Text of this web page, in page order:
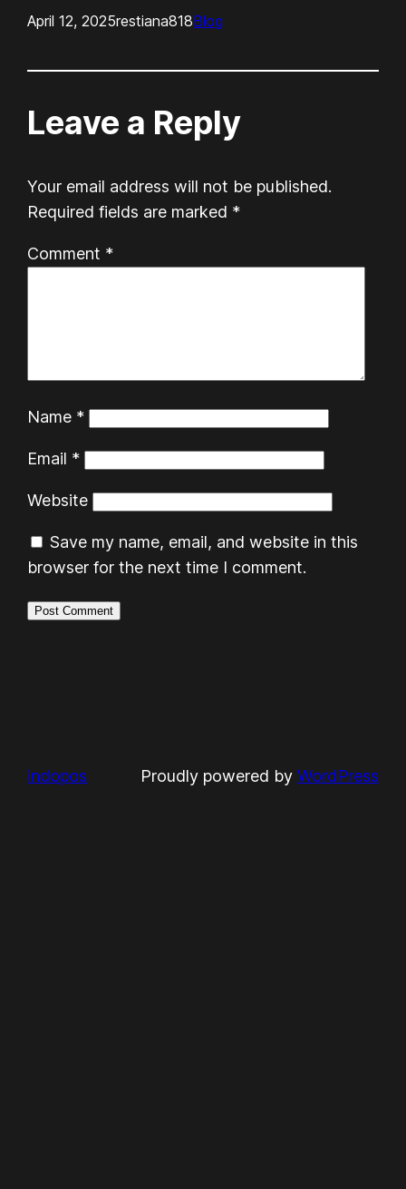
April 12, 2025restiana818Blog
Leave a Reply
Your email address will not be published.
Required fields are marked *
Comment *
Name *
Email *
Website
Save my name, email, and website in this
browser for the next time I comment.
indopos Proudly powered by WordPress